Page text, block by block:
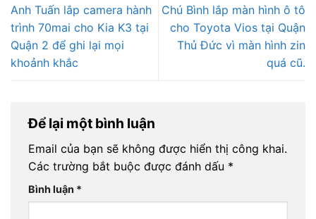
Anh Tuấn lắp camera hành
trình 70mai cho Kia K3 tại
Quận 2 để ghi lại mọi
khoảnh khắc
Chú Bình lắp màn hình ô tô
cho Toyota Vios tại Quận
Thủ Đức vì màn hình zin
quá cũ.
Để lại một bình luận
Email của bạn sẽ không được hiển thị công khai.
Các trường bắt buộc được đánh dấu *
Bình luận *